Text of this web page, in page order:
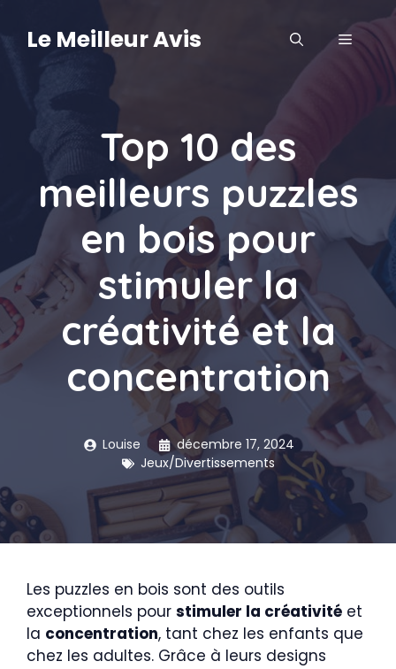
contenu
Le Meilleur Avis MENU
Top 10 des
meilleurs puzzles
en bois pour
stimuler la
créativité et la
concentration
Louise
décembre 17, 2024
Jeux/Divertissements
Les puzzles en bois sont des outils
exceptionnels pour stimuler la créativité et
la concentration, tant chez les enfants que
chez les adultes. Grâce à leurs designs